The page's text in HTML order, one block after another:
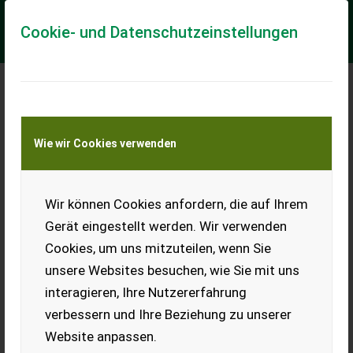
Cookie- und Datenschutzeinstellungen
Wie wir Cookies verwenden
Wir können Cookies anfordern, die auf Ihrem
Gerät eingestellt werden. Wir verwenden
Cookies, um uns mitzuteilen, wenn Sie
unsere Websites besuchen, wie Sie mit uns
interagieren, Ihre Nutzererfahrung
verbessern und Ihre Beziehung zu unserer
Website anpassen.
Meine Transportkostenanfrage
Transport von Land- und Baumaschinen –
KEINE Tiertransporte
Holzknecht HS 206 BE
Baujahr 2005 Funkanlage
EUR 3.600